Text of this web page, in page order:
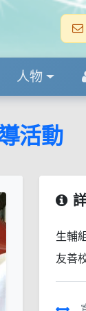
人物
活動
生輔
友善